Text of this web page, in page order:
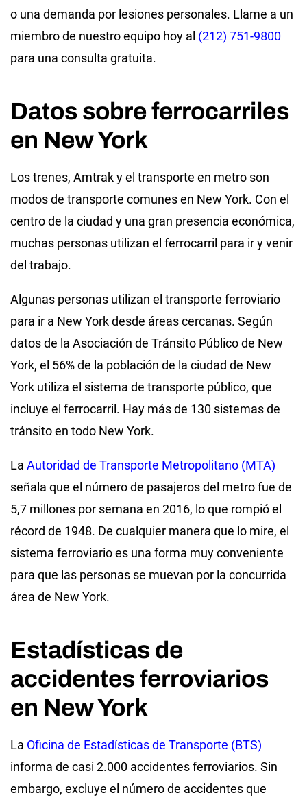
o una demanda por lesiones personales. Llame a un
miembro de nuestro equipo hoy al (212) 751-9800
para una consulta gratuita.
Datos sobre ferrocarriles
en New York
Los trenes, Amtrak y el transporte en metro son
modos de transporte comunes en New York. Con el
centro de la ciudad y una gran presencia económica,
muchas personas utilizan el ferrocarril para ir y venir
del trabajo.
Algunas personas utilizan el transporte ferroviario
para ir a New York desde áreas cercanas. Según
datos de la Asociación de Tránsito Público de New
York, el 56% de la población de la ciudad de New
York utiliza el sistema de transporte público, que
incluye el ferrocarril. Hay más de 130 sistemas de
tránsito en todo New York.
La Autoridad de Transporte Metropolitano (MTA)
señala que el número de pasajeros del metro fue de
5,7 millones por semana en 2016, lo que rompió el
récord de 1948. De cualquier manera que lo mire, el
sistema ferroviario es una forma muy conveniente
para que las personas se muevan por la concurrida
área de New York.
Estadísticas de
accidentes ferroviarios
en New York
La Oficina de Estadísticas de Transporte (BTS)
informa de casi 2.000 accidentes ferroviarios. Sin
embargo, excluye el número de accidentes que